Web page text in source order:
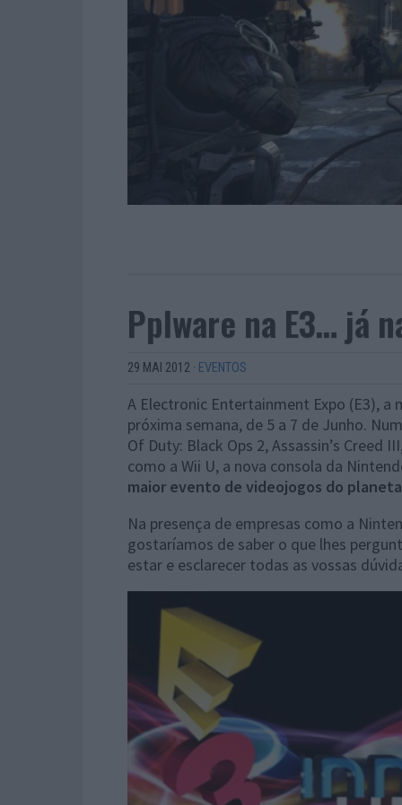
Pplware na E3… já
29 MAI 2012 · EVENTOS
A Electronic Entertainment Expo (E3),
próxima semana, de 5 a 7 de Junho.
Of Duty: Black Ops 2, Assassin’s Creed
como a Wii U, a nova consola da
maior evento de videojogos do planeta
Na presença de empresas como a
gostaríamos de saber o que lhes
estar e esclarecer todas as vossas